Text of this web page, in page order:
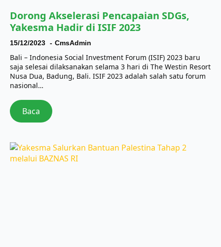
Dorong Akselerasi Pencapaian SDGs,
Yakesma Hadir di ISIF 2023
15/12/2023 CmsAdmin
Bali – Indonesia Social Investment Forum (ISIF) 2023 baru
saja selesai dilaksanakan selama 3 hari di The Westin Resort
Nusa Dua, Badung, Bali. ISIF 2023 adalah salah satu forum
nasional…
Baca